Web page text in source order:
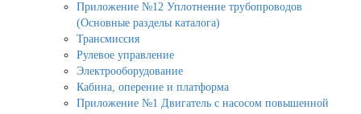
Приложение №12 Уплотнение трубопроводов
(Основные разделы каталога)
Трансмиссия
Рулевое управление
Электрооборудование
Кабина, оперение и платформа
Приложение №1 Двигатель с насосом повышенной